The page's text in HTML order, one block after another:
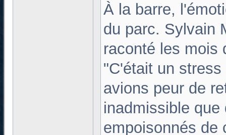
À la barre,
du parc. Sylvain
raconté les mois
"C'était un
avions peur de
inadmissible
empoisonnés de